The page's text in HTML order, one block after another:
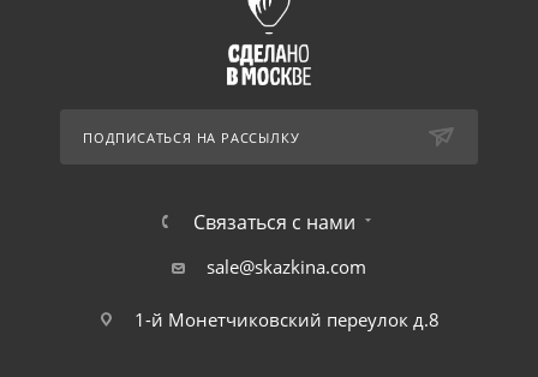
ПОДПИСАТЬСЯ НА РАССЫЛКУ
Связаться с нами
sale@skazkina.com
1-й Монетчиковский переулок д.8